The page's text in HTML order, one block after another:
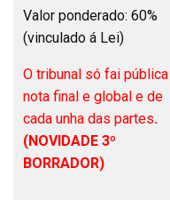
Valor ponderado: 60%
(vinculado á Lei)
O tribunal só fai
nota final e global e de
cada unha das partes.
(NOVIDADE 3º
BORRADOR)